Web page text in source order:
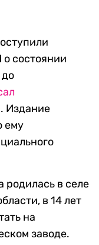
состоянии
Издание
ему
родилась в селе
в 14 лет
на
заводе.